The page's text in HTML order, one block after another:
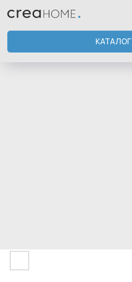
КАТАЛОГ